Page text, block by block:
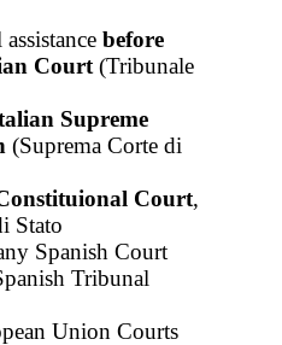
before
Court (Tribunale
Supreme
(Suprema Corte di
Court,
Stato
Spanish Court
Tribunal
Union Courts